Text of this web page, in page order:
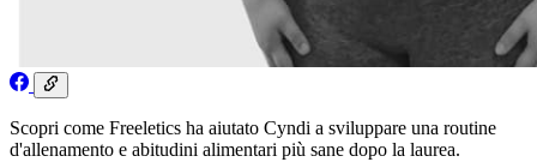
Scopri come Freeletics ha aiutato Cyndi a sviluppare una routine
d'allenamento e abitudini alimentari più sane dopo la laurea.